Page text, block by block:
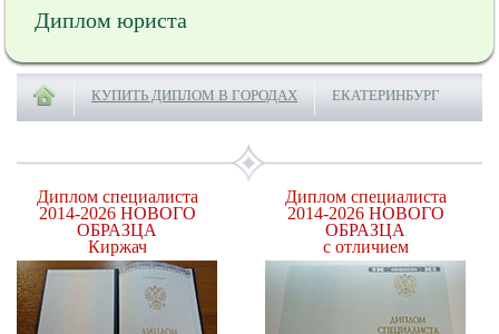
Диплом юриста
КУПИТЬ ДИПЛОМ В ГОРОДАХ ЕКАТЕРИНБУРГ
Диплом специалиста
2014-2026 НОВОГО
ОБРАЗЦА
Киржач
Диплом специалиста
2014-2026 НОВОГО
ОБРАЗЦА
с отличием